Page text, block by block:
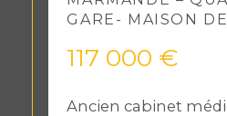
GARE- MAISON
117 000 €
Ancien cabinet